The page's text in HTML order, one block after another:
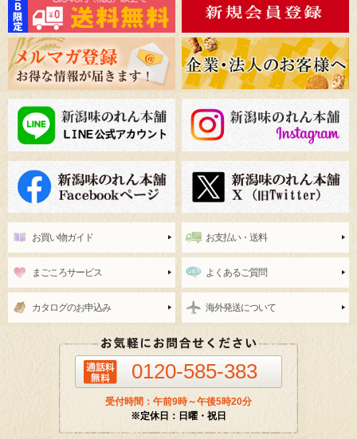
お買い物ガイド お支払い・送料
まごころサービス よくあるご質問
カタログのお申込み 海外発送について
0120-585-383
受付時間：午前9時～午後5時20分
※定休日：日曜・祝日